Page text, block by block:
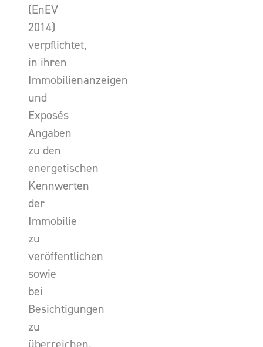
(EnEV
2014)
verpflichtet,
in ihren
Immobilienanzeigen
und
Exposés
Angaben
zu den
energetischen
Kennwerten
der
Immobilie
zu
veröffentlichen
sowie
bei
Besichtigungen
zu